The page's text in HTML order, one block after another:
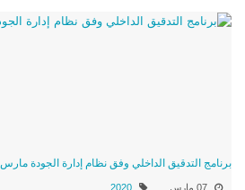
برنامج التدقيق الداخلي وفق نظام إدارة الجودة مارس ٢٠٢٠
07 مارس 2020